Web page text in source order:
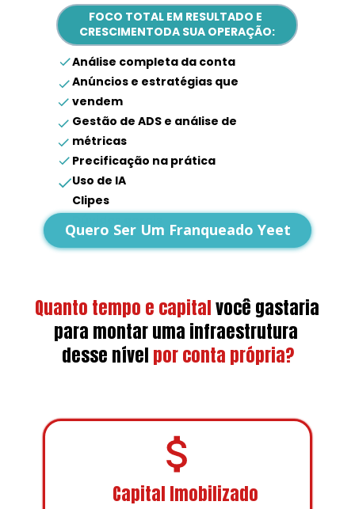
FOCO TOTAL EM RESULTADO E
CRESCIMENTODA SUA OPERAÇÃO:
Análise completa da conta
Anúncios e estratégias que
vendem
Gestão de ADS e análise de
métricas
Precificação na prática
Uso de IA
Clipes
Quero Ser Um Franqueado Yeet
Quanto tempo e capitalvocê gastaria
para montar uma infraestrutura
desse nível por conta própria?
Capital Imobilizado